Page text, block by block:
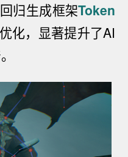
归生成框架Token
化，显著提升了AI